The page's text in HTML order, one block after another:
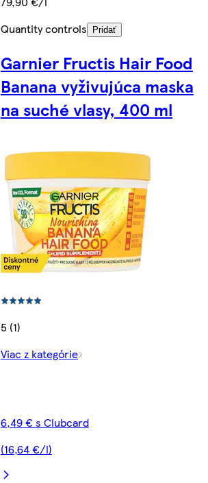
Quantity controls
Pridať
Garnier Fructis Hair Food
Banana vyživujúca maska
na suché vlasy, 400 ml
5 (1)
Viac z kategórie
6,49 € s Clubcard
(16,64 €/l)